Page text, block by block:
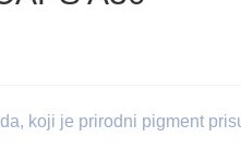
koji je prirodni pigment